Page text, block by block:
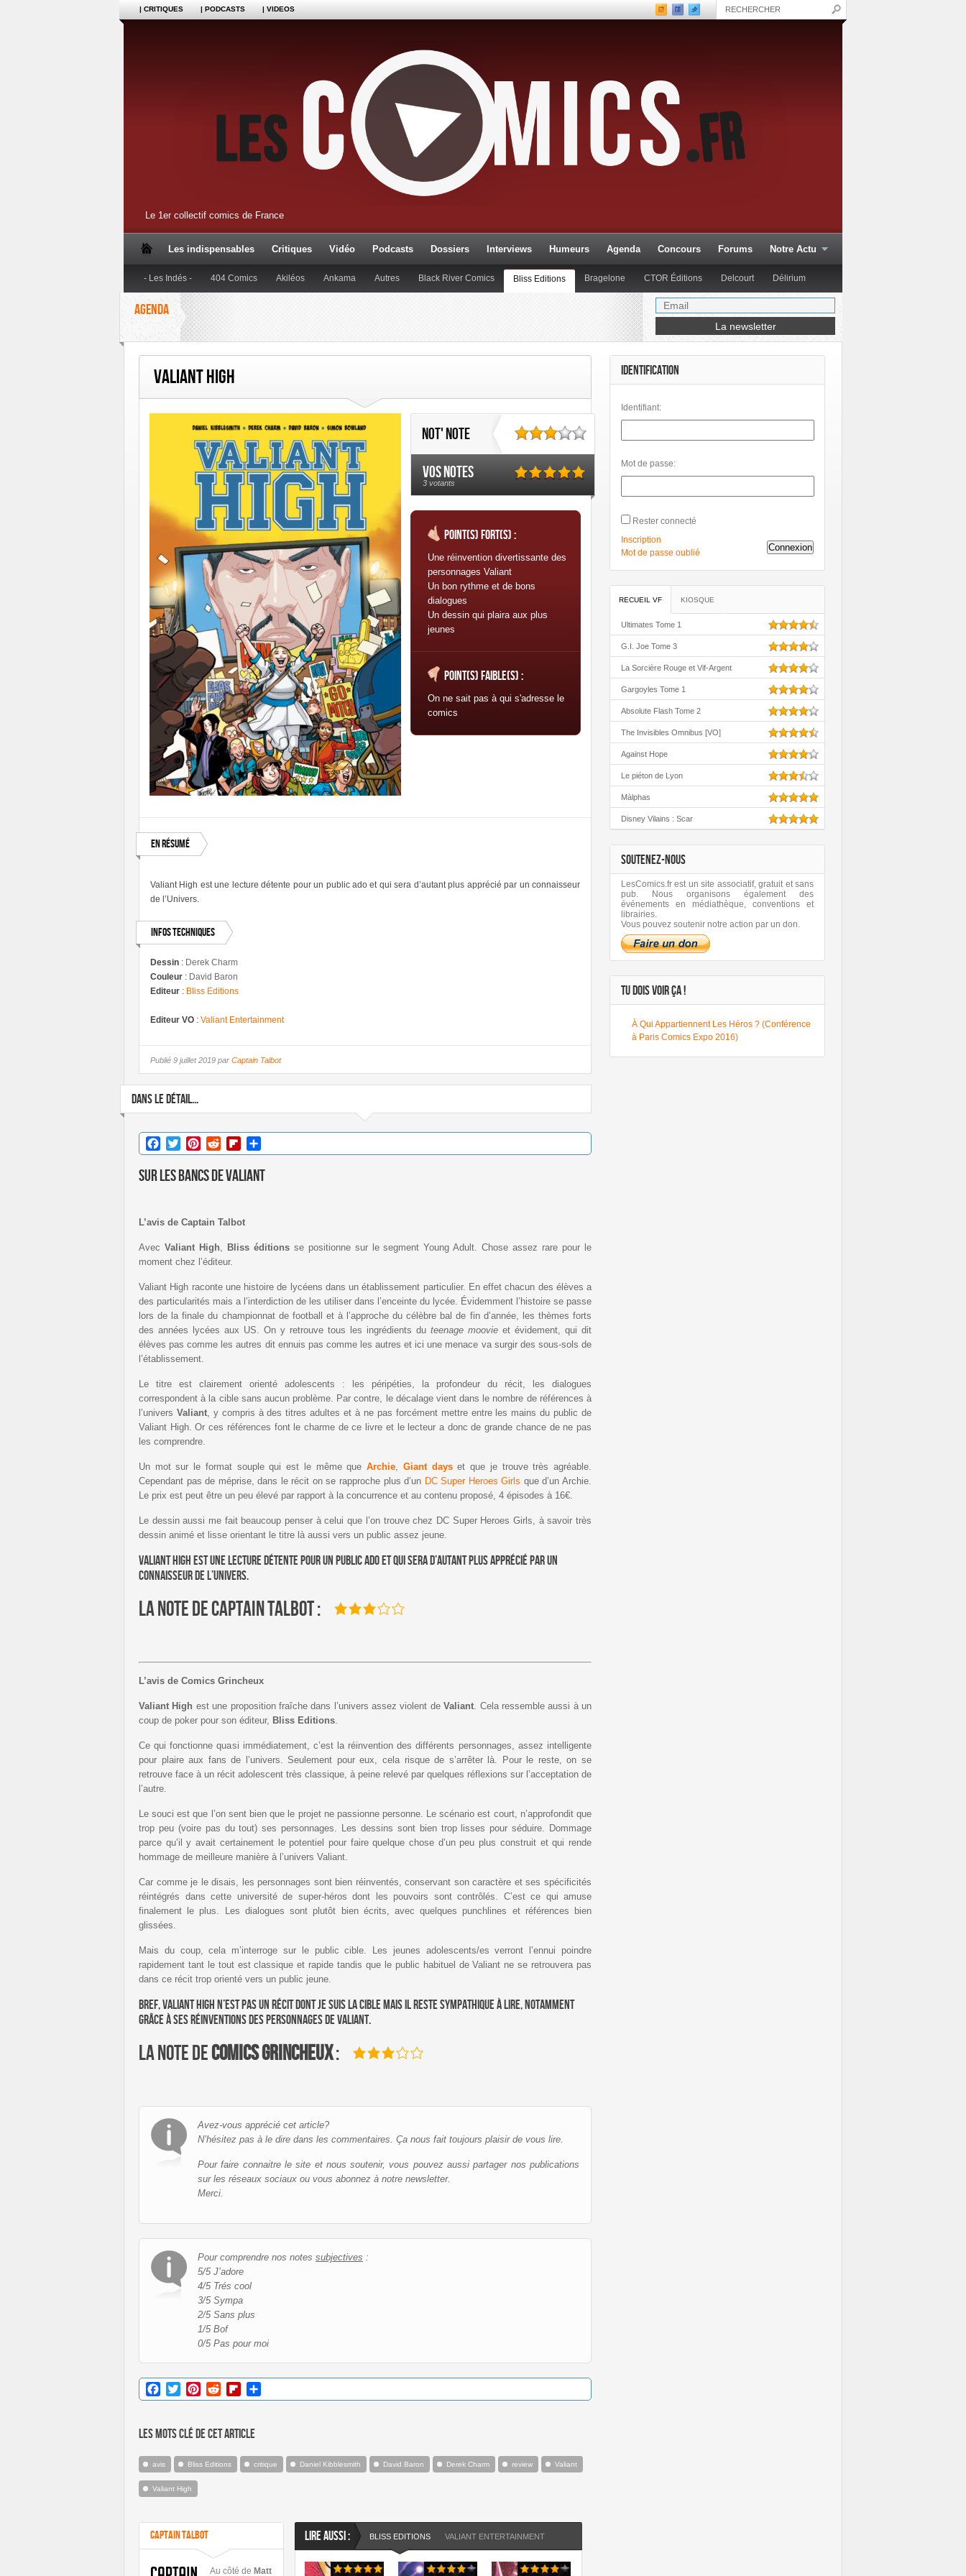
| CRITIQUES | PODCASTS | VIDEOS
Le 1er collectif comics de France
Les indispensables Critiques Vidéo Podcasts Dossiers Interviews Humeurs Agenda Concours Forums Notre Actu
- Les Indés - 404 Comics Akiléos Ankama Autres Black River Comics Bliss Editions Bragelone CTOR Éditions Delcourt Délirium
Dupuis Editions Anspach
Editions Paquet Hi Graphics Huginn & Muninn Le Lombard
Rue de Sèvres Soleil
Urban Comics Urban Link
AGENDA
Valiant High
Not' note
Vos notes
3 votants
Point(s) fort(s) :
Une réinvention divertissante des
personnages Valiant
Un bon rythme et de bons
dialogues
Un dessin qui plaira aux plus
jeunes
Point(s) faible(s) :
On ne sait pas à qui s'adresse le
comics
En résumé
Valiant High est une lecture détente pour un public ado et qui sera d’autant plus apprécié par un connaisseur
de l’Univers.
Infos techniques
Dessin : Derek Charm
Couleur : David Baron
Editeur : Bliss Editions
Editeur VO : Valiant Entertainment
Publié 9 juillet 2019 par Captain Talbot
DANS LE DÉTAIL...
Facebook
TwitterPinterestRedditFlipboard
Sur les bancs de Valiant
L’avis de Captain Talbot
Avec Valiant High Bliss éditionsse positionne sur le segment Young Adult. Chose assez rare pour le
moment chez l’éditeur.
Valiant High raconte une histoire de lycéens dans un établissement particulier. En effet chacun des élèves a
des particularités mais a l’interdiction de les utiliser dans l’enceinte du lycée. Évidemment l’histoire se passe
lors de la finale du championnat de football et à l’approche du célèbre bal de fin d’année, les thèmes forts
des années lycées aux US. On y retrouve tous les ingrédients du teenage moovie et évidement, qui dit
élèves pas comme les autres dit ennuis pas comme les autres et ici une menace va surgir des sous-sols de
l’établissement.
Le titre est clairement orienté adolescents : les péripéties, la profondeur du récit, les dialogues
correspondent à la cible sans aucun problème. Par contre, le décalage vient dans le nombre de références à
l’univers Valiant, y compris à des titres adultes et à ne pas forcément mettre entre les mains du public de
Valiant High. Or ces références font le charme de ce livre et le lecteur a donc de grande chance de ne pas
les comprendre.
Un mot sur le format souple qui est le même queArchie Giant dayset que je trouve très agréable.
Cependant pas de méprise, dans le récit on se rapproche plus d’un DC Super Heroes Girls que d’un Archie.
Le prix est peut être un peu élevé par rapport à la concurrence et au contenu proposé, 4 épisodes à 16€.
Le dessin aussi me fait beaucoup penser à celui que l’on trouve chez DC Super Heroes Girls, à savoir très
dessin animé et lisse orientant le titre là aussi vers un public assez jeune.
Valiant High est une lecture détente pour un public ado et qui sera d’autant plus apprécié par un
connaisseur de l’Univers.
La note de Captain Talbot :
L’avis de Comics Grincheux
Valiant High est une proposition fraîche dans l’univers assez violent deValiant . Cela ressemble aussi à un
coup de poker pour son éditeur, Bliss Editions
Ce qui fonctionne quasi immédiatement, c’est la réinvention des différents personnages, assez intelligente
pour plaire aux fans de l’univers. Seulement pour eux, cela risque de s’arrêter là. Pour le reste, on se
retrouve face à un récit adolescent très classique, à peine relevé par quelques réflexions sur l’acceptation de
l’autre.
Le souci est que l’on sent bien que le projet ne passionne personne. Le scénario est court, n’approfondit que
trop peu (voire pas du tout) ses personnages. Les dessins sont bien trop lisses pour séduire. Dommage
parce qu’il y avait certainement le potentiel pour faire quelque chose d’un peu plus construit et qui rende
hommage de meilleure manière à l’univers Valiant.
Car comme je le disais, les personnages sont bien réinventés, conservant son caractère et ses spécificités
réintégrés dans cette université de super-héros dont les pouvoirs sont contrôlés. C’est ce qui amuse
finalement le plus. Les dialogues sont plutôt bien écrits, avec quelques punchlines et références bien
glissées.
Mais du coup, cela m’interroge sur le public cible. Les jeunes adolescents/es verront l’ennui poindre
rapidement tant le tout est classique et rapide tandis que le public habituel de Valiant ne se retrouvera pas
dans ce récit trop orienté vers un public jeune.
Bref, Valiant High n’est pas un récit dont je suis la cible mais il reste sympathique à lire, notamment
grâce à ses réinventions des personnages de Valiant.
La note deComics Grincheux:
Avez-vous apprécié cet article?
N’hésitez pas à le dire dans les commentaires. Ça nous fait toujours plaisir de vous lire.
Pour faire connaitre le site et nous soutenir, vous pouvez aussi partager nos publications
sur les réseaux sociaux ou vous abonnez à notre newsletter.
Merci.
Pour comprendre nos notes subjectives :
5/5 J’adore
4/5 Trés cool
3/5 Sympa
2/5 Sans plus
1/5 Bof
0/5 Pas pour moi
Facebook
TwitterPinterestRedditFlipboard
Les mots clé de cet article
avis Bliss Editions critique Daniel Kibblesmith David Baron Derek Charm review Valiant
Valiant High
Captain Talbot
Au côté de Matt
LIRE AUSSI : BLISS EDITIONS VALIANT ENTERTAINMENT
IDENTIFICATION
Identifiant:
Mot de passe:
Rester connecté
Connexion
Inscription
Mot de passe oublié
RECUEIL VF KIOSQUE
Ultimates Tome 1
G.I. Joe Tome 3
La Sorcière Rouge et Vif-Argent
Gargoyles Tome 1
Absolute Flash Tome 2
The Invisibles Omnibus [VO]
Against Hope
Le piéton de Lyon
Màlphas
Disney Vilains : Scar
SOUTENEZ-NOUS
LesComics.fr est un site associatif, gratuit et sans
pub. Nous organisons également des
événements en médiathèque, conventions et
librairies.
Vous pouvez soutenir notre action par un don.
TU DOIS VOIR ÇA !
À Qui Appartiennent Les Héros ? (Conférence
à Paris Comics Expo 2016)